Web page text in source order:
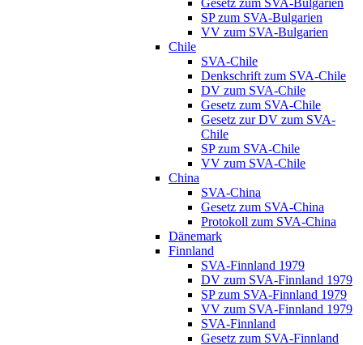
SP zum SVA-Bulgarien
VV zum SVA-Bulgarien
Chile
SVA-Chile
Denkschrift zum SVA-Chile
DV zum SVA-Chile
Gesetz zum SVA-Chile
Gesetz zur DV zum SVA-
Chile
SP zum SVA-Chile
VV zum SVA-Chile
China
SVA-China
Gesetz zum SVA-China
Protokoll zum SVA-China
Dänemark
Finnland
SVA-Finnland 1979
DV zum SVA-Finnland 1979
SP zum SVA-Finnland 1979
VV zum SVA-Finnland 1979
SVA-Finnland
Gesetz zum SVA-Finnland